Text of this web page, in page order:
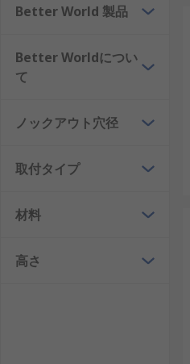
Better World 製品
Better Worldについ
て
ノックアウト穴径
取付タイプ
材料
高さ